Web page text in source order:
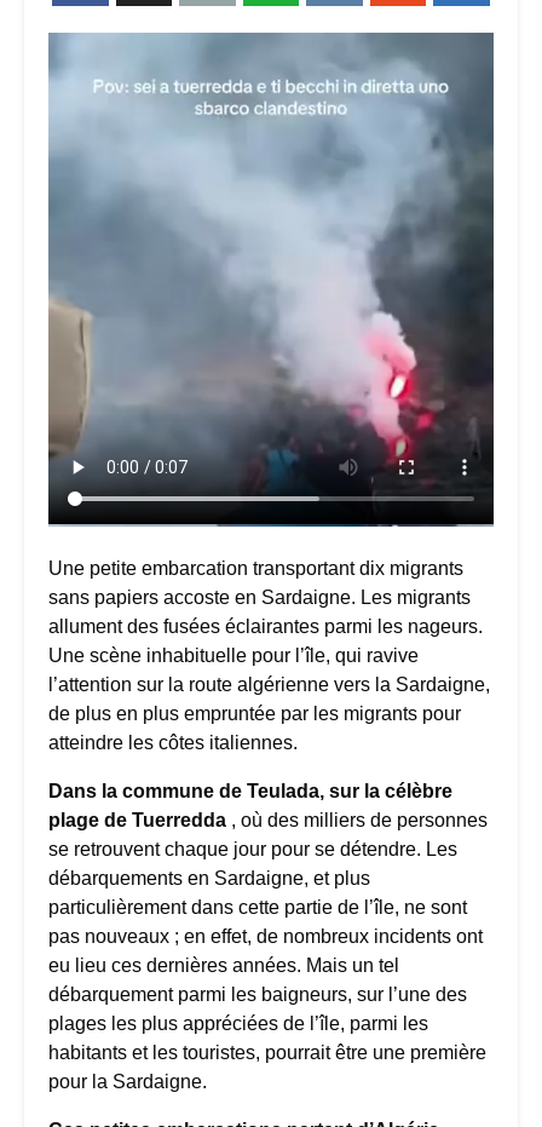
Une petite embarcation transportant dix migrants
sans papiers accoste en Sardaigne. Les migrants
allument des fusées éclairantes parmi les nageurs.
Une scène inhabituelle pour l’île, qui ravive
l’attention sur la route algérienne vers la Sardaigne,
de plus en plus empruntée par les migrants pour
atteindre les côtes italiennes.
Dans la commune de Teulada, sur la célèbre
plage de Tuerredda , où des milliers de personnes
se retrouvent chaque jour pour se détendre. Les
débarquements en Sardaigne, et plus
particulièrement dans cette partie de l’île, ne sont
pas nouveaux ; en effet, de nombreux incidents ont
eu lieu ces dernières années. Mais un tel
débarquement parmi les baigneurs, sur l’une des
plages les plus appréciées de l’île, parmi les
habitants et les touristes, pourrait être une première
pour la Sardaigne.